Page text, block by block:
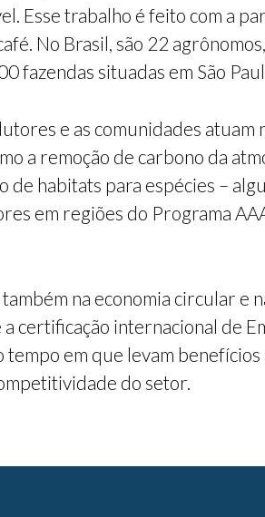
Esse trabalho é feito com a
No Brasil, são 22
fazendas situadas em São
e as comunidades
a remoção de carbono da
de habitats para espécies –
em regiões do Programa
na economia circular e
certificação internacional de
tempo em que levam
do setor.